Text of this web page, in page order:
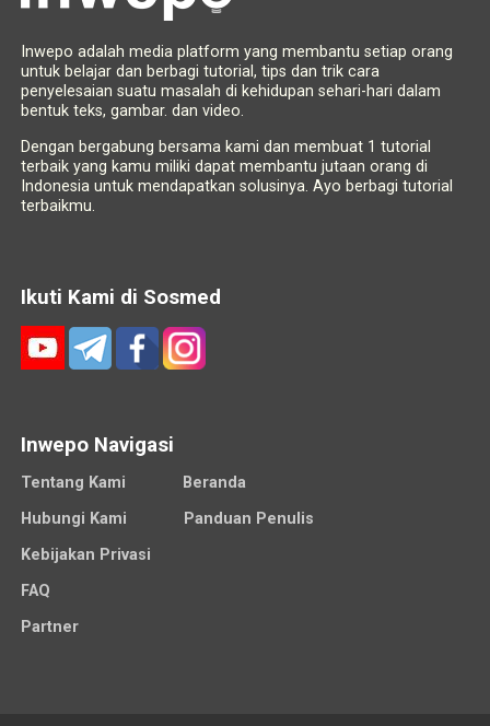
Inwepo adalah media platform yang membantu setiap orang
untuk belajar dan berbagi tutorial, tips dan trik cara
penyelesaian suatu masalah di kehidupan sehari-hari dalam
bentuk teks, gambar. dan video.
Dengan bergabung bersama kami dan membuat 1 tutorial
terbaik yang kamu miliki dapat membantu jutaan orang di
Indonesia untuk mendapatkan solusinya. Ayo berbagi tutorial
terbaikmu.
Ikuti Kami di Sosmed
Inwepo Navigasi
Tentang Kami
Beranda
Hubungi Kami
Panduan Penulis
Kebijakan Privasi
FAQ
Partner